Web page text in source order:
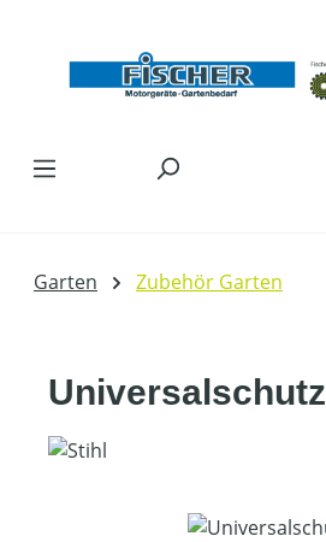
Garten Zubehör Garten
Universalschutz
Bildergalerie überspringen